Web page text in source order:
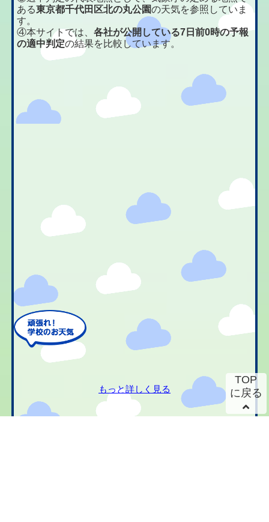
ある東京都千代田区北の丸公園の天気を参照していま
す。
④本サイトでは、各社が公開している7日前0時の予報
の適中判定の結果を比較しています。
もっと詳しく見る
TOP
に戻る